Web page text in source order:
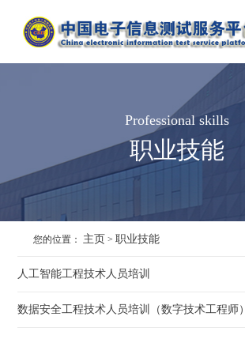
Professional skills
职业技能
您的位置： 主页 >职业技能
人工智能工程技术人员培训
数据安全工程技术人员培训（数字技术工程师）